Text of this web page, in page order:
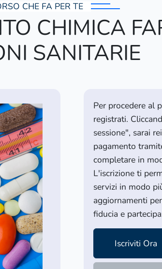
CHE FA PER TE
CHIMICA
SANITARIE
Per procedere al
registrati.
sessione", sarai
pagamento
completare in
L'iscrizione ti
servizi in modo
aggiornamenti
fiducia e
Iscriviti Ora